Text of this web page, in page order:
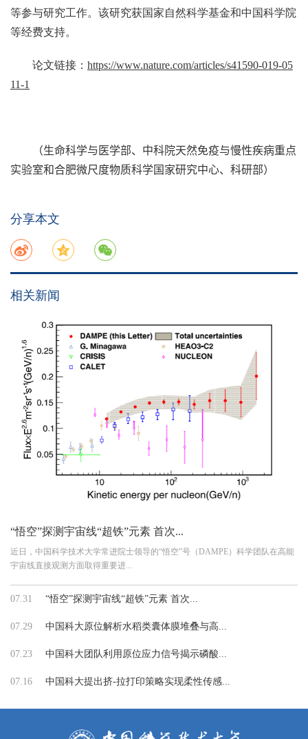
等参与研究工作。该研究获国家自然科学基金和中国科学院
等经费支持。
论文链接： https://www.nature.com/articles/s41590-019-05
11-1
（生命科学与医学部、中科院天然免疫与慢性疾病重点
实验室和合肥微尺度物质科学国家研究中心、科研部）
分享本文
相关新闻
“悟空”探测宇宙线“超铁”元素 首次...
近日，中国科学技术大学常进院士领导的“悟空”号（DAMPE）科学团队在高能
宇宙线直接观测方面取得重要进...
07.31 “悟空”探测宇宙线“超铁”元素 首次...
07.29 中国科大原位解析水稻类囊体膜堆叠与高...
07.23 中国科大团队利用原位应力信号揭示磷酸...
07.16 中国科大提出挤-拉打印策略实现柔性传感...